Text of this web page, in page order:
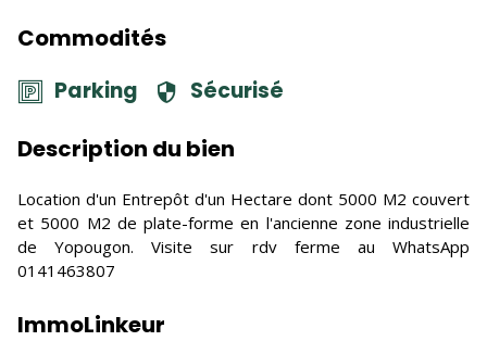
Commodités
Parking Sécurisé
Description du bien
Location d'un Entrepôt d'un Hectare dont 5000 M2 couvert
et 5000 M2 de plate-forme en l'ancienne zone industrielle
de Yopougon. Visite sur rdv ferme au WhatsApp
0141463807
ImmoLinkeur